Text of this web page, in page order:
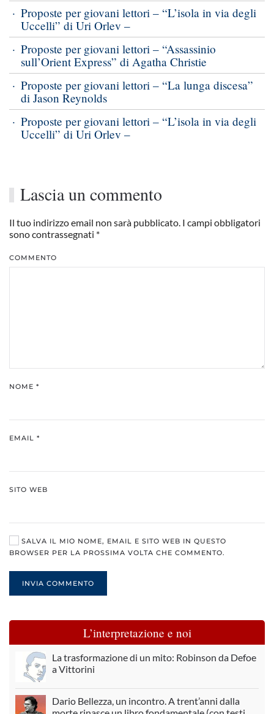
Proposte per giovani lettori – “L’isola in via degli
Uccelli” di Uri Orlev –
Proposte per giovani lettori – “Assassinio
sull’Orient Express” di Agatha Christie
Proposte per giovani lettori – “La lunga discesa”
di Jason Reynolds
Proposte per giovani lettori – “L’isola in via degli
Uccelli” di Uri Orlev –
Lascia un commento
Il tuo indirizzo email non sarà pubblicato. I campi obbligatori
sono contrassegnati *
COMMENTO
NOME *
EMAIL *
SITO WEB
SALVA IL MIO NOME, EMAIL E SITO WEB IN QUESTO
BROWSER PER LA PROSSIMA VOLTA CHE COMMENTO.
INVIA COMMENTO
L’interpretazione e noi
La trasformazione di un mito: Robinson da Defoe
a Vittorini
Dario Bellezza, un incontro. A trent’anni dalla